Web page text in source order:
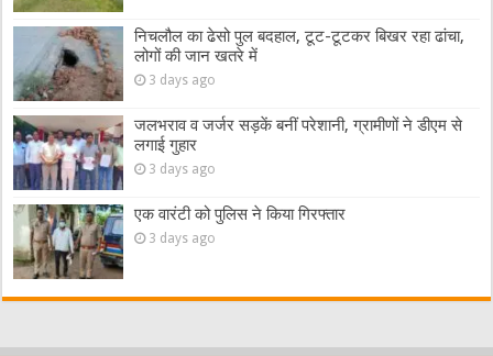
निचलौल का ढेसो पुल बदहाल, टूट-टूटकर बिखर रहा ढांचा,
लोगों की जान खतरे में
3 days ago
जलभराव व जर्जर सड़कें बनीं परेशानी, ग्रामीणों ने डीएम से
लगाई गुहार
3 days ago
एक वारंटी को पुलिस ने किया गिरफ्तार
3 days ago